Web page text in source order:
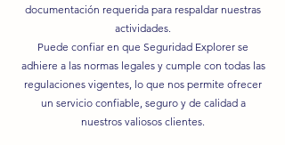
documentación requerida para respaldar nuestras
actividades.
Puede confiar en que Seguridad Explorer se
adhiere a las normas legales y cumple con todas las
regulaciones vigentes, lo que nos permite ofrecer
un servicio confiable, seguro y de calidad a
nuestros valiosos clientes.